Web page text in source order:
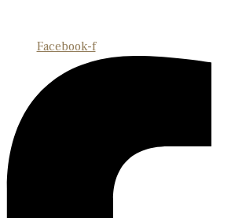
Facebook-f